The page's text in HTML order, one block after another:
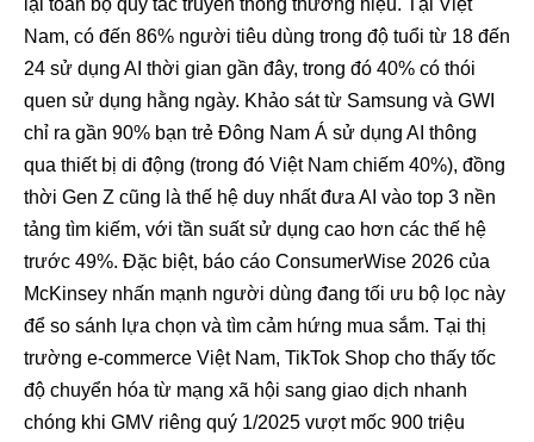
Nam, có đến 86% người tiêu dùng trong độ tuổi từ 18 đến
24 sử dụng AI thời gian gần đây, trong đó 40% có thói
quen sử dụng hằng ngày. Khảo sát từ Samsung và GWI
chỉ ra gần 90% bạn trẻ Đông Nam Á sử dụng AI thông
qua thiết bị di động (trong đó Việt Nam chiếm 40%), đồng
thời Gen Z cũng là thế hệ duy nhất đưa AI vào top 3 nền
tảng tìm kiếm, với tần suất sử dụng cao hơn các thế hệ
trước 49%. Đặc biệt, báo cáo ConsumerWise 2026 của
McKinsey nhấn mạnh người dùng đang tối ưu bộ lọc này
để so sánh lựa chọn và tìm cảm hứng mua sắm. Tại thị
trường e-commerce Việt Nam, TikTok Shop cho thấy tốc
độ chuyển hóa từ mạng xã hội sang giao dịch nhanh
chóng khi GMV riêng quý 1/2025 vượt mốc 900 triệu